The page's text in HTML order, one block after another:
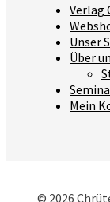
Verlag
Unser
Über
Mein
© 2026